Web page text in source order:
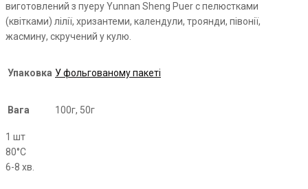
виготовлений з пуеру Yunnan Sheng Puer c пелюстками
(квітками) лілії, хризантеми, календули, троянди, півонії,
жасмину, скручений у кулю.
Упаковка У фольгованому пакеті
Вага 100г, 50г
1 шт
80°С
6-8 хв.